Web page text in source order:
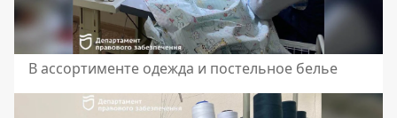
В ассортименте одежда и постельное белье